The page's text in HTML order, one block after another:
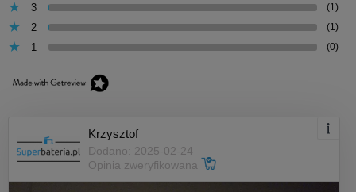
3 (1)
2 (1)
1 (0)
Krzysztof
Dodano: 2025-02-24
Opinia zweryfikowana